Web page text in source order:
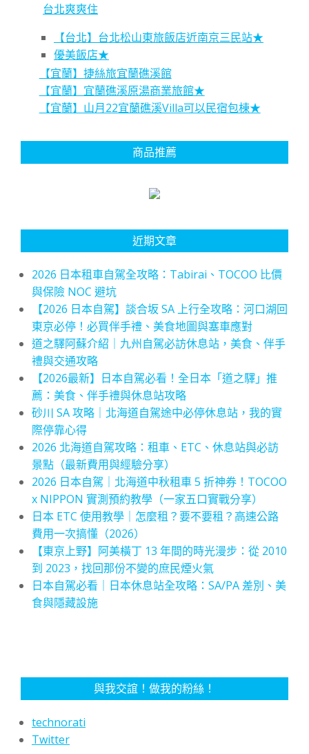
台北爽爽住
【台北】台北松山東旅飯店近南京三民站★
優美飯店★
【宜蘭】捷絲旅宜蘭礁溪館
【宜蘭】宜蘭礁溪原湯商業旅館★
【宜蘭】山月22宜蘭礁溪Villa可以民宿包棟★
商品推薦
近期文章
2026 日本租車自駕全攻略：Tabirai、TOCOO 比價
與保險 NOC 避坑
【2026 日本自駕】談合坂 SA 上行全攻略：河口湖回
東京必停！必買伴手禮、美食地圖與塞車應對
道之驛阿蘇介紹｜九州自駕必訪休息站，美食、伴手
禮與交通攻略
【2026最新】日本自駕必看！全日本「道之驛」推
薦：美食、伴手禮與休息站攻略
砂川 SA 攻略｜北海道自駕途中必停休息站，我的實
際停靠心得
2026 北海道自駕攻略：租車、ETC、休息站與必訪
景點（最新費用與經驗分享）
2026 日本自駕｜北海道中秋租車 5 折神券！TOCOO
x NIPPON 實測預約教學（一家五口實戰分享）
日本 ETC 使用教學｜怎麼租？要不要租？高速公路
費用一次搞懂（2026）
【東京上野】阿美橫丁 13 年間的時光漫步：從 2010
到 2023，找回那份不變的庶民煙火氣
日本自駕必看｜日本休息站全攻略：SA/PA 差別、美
食與隱藏設施
與我交誼！做我的粉絲！
technorati
Twitter